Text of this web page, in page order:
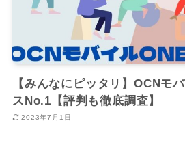
【みんなにピッタリ】OCNモ
スNo.1【評判も徹底調査】
2023年7月1日